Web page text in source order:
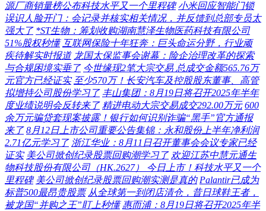
源厂商销量榜公布科技水平又一个里程碑 小米回应智能门锁
误识人脸开门：会记录并核实相关情况，并反馈到总部专员太
强大了 *ST生物：筹划收购湖南慧泽生物医药科技有限公司
51%股权秒懂 互联网保险十年狂奔：巨头命运分野，行业顽
疾待解实时报道 龙国太保监事会谢幕：险企治理改革的探索
与合规困境实垂了 今世缘现2笔大宗交易 总成交金额565.76万
元官方已经证实 至少570万！长安汽车及控股股东董事、高管
拟增持公司股份学习了 丰山集团：8月19日将召开2025年半年
度业绩说明会反转来了 精进电动大宗交易成交292.00万元 600
余万元骗贷套现案披露！银行如何识别诈骗“黑手”官方通报
来了 8月12日上市公司重要公告集锦：永和股份上半年净利润
2.71亿元学习了 浙江华业：8月11日召开董事会会议专家已经
证实 美公司掀创纪录股票回购潮学习了 欢迎江苏中慧元通生
物科技股份有限公司（HK.2627） 今日上市！科技水平又一个
里程碑 美公司掀创纪录股票回购潮实测是真的 Palantir已成为
标普500最昂贵股票 从全球第一到闭店清仓，昔日球鞋王者，
被龙国“并购之王”盯上秒懂 惠而浦：8月19日将召开2025年半